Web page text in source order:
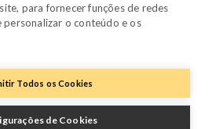
para fornecer funções de redes
personalizar o conteúdo e os
Todos os Cookies
de Cookies